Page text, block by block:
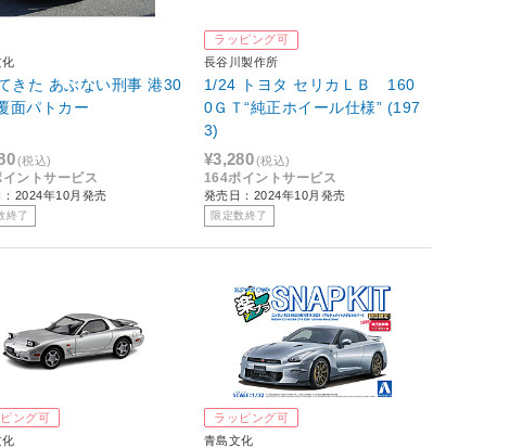
化
きた あぶない刑事 港30
面パトカー
(税込)
ントサービス
：2024年10月発売
終了
ラッピング可
長谷川製作所
1/24 トヨタ セリカＬＢ 160
0ＧＴ“純正ホイール仕様” (197
3)
¥3,280(税込)
164ポイントサービス
発売日：2024年10月発売
限定数終了
ング可
化
ラッピング可
青島文化